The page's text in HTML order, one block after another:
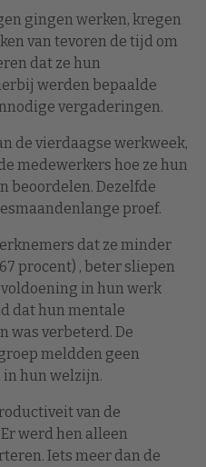
gingen werken, kregen
van tevoren de tijd om
dat ze hun
werden bepaalde
vergaderingen.
de vierdaagse werkweek,
medewerkers hoe ze hun
beoordelen. Dezelfde
proef.
dat ze minder
procent) , beter sliepen
in hun werk
dat hun mentale
was verbeterd. De
meldden geen
hun welzijn.
van de
werd hen alleen
Iets meer dan de